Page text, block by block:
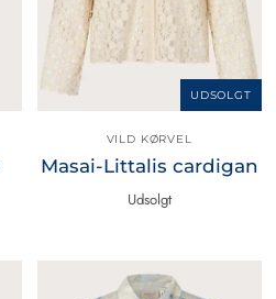
UDSOLGT
VILD KØRVEL
Masai-Littalis cardigan
Udsolgt